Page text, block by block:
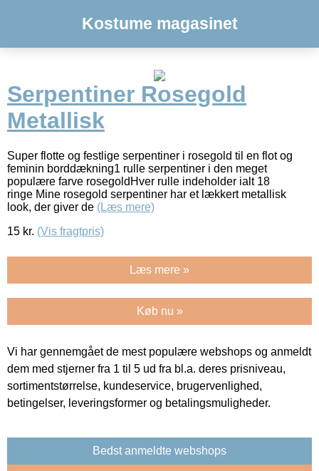
Kostume magasinet
Serpentiner Rosegold
Metallisk
Super flotte og festlige serpentiner i rosegold til en flot og
feminin borddækning1 rulle serpentiner i den meget
populære farve rosegoldHver rulle indeholder ialt 18
ringe Mine rosegold serpentiner har et lækkert metallisk
look, der giver de (Læs mere)
15 kr. (Vis fragtpris)
Læs mere »
Køb nu »
Vi har gennemgået de mest populære webshops og anmeldt
dem med stjerner fra 1 til 5 ud fra bl.a. deres prisniveau,
sortimentstørrelse, kundeservice, brugervenlighed,
betingelser, leveringsformer og betalingsmuligheder.
Bedst anmeldte webshops